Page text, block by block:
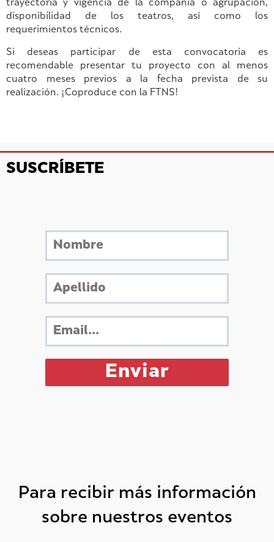
trayectoria y vigencia de la compañía o agrupación,
disponibilidad de los teatros, así como los
requerimientos técnicos.
Si deseas participar de esta convocatoria es
recomendable presentar tu proyecto con al menos
cuatro meses previos a la fecha prevista de su
realización. ¡Coproduce con la FTNS!
SUSCRÍBETE
Para recibir más información
sobre nuestros eventos